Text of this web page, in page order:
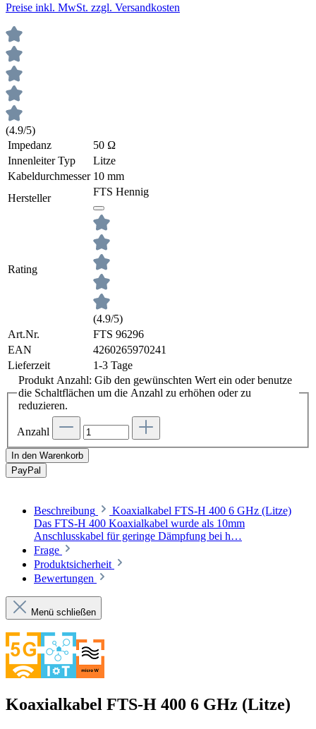
Preise inkl. MwSt. zzgl. Versandkosten
(4.9/5)
Impedanz
50 Ω
Innenleiter Typ
Litze
Kabeldurchmesser 10 mm
Hersteller
FTS Hennig
Rating
(4.9/5)
Art.Nr.
FTS 96296
EAN
4260265970241
Lieferzeit
1-3 Tage
Produkt Anzahl: Gib den gewünschten Wert ein oder benutze
die Schaltflächen um die Anzahl zu erhöhen oder zu
reduzieren.
Anzahl
In den Warenkorb
PayPal
Beschreibung
Koaxialkabel FTS-H 400 6 GHz (Litze)
Das FTS-H 400 Koaxialkabel wurde als 10mm
Anschlusskabel für geringe Dämpfung bei h…
Frage
Produktsicherheit
Bewertungen
Menü schließen
Koaxialkabel FTS-H 400 6 GHz (Litze)